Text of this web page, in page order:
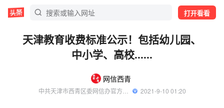
打开看看
天津教育收费标准公示！包括幼儿园、
中小学、高校......
网信西青
  2021-9-10 01:20